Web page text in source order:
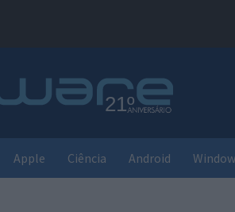
Apple Ciência Android